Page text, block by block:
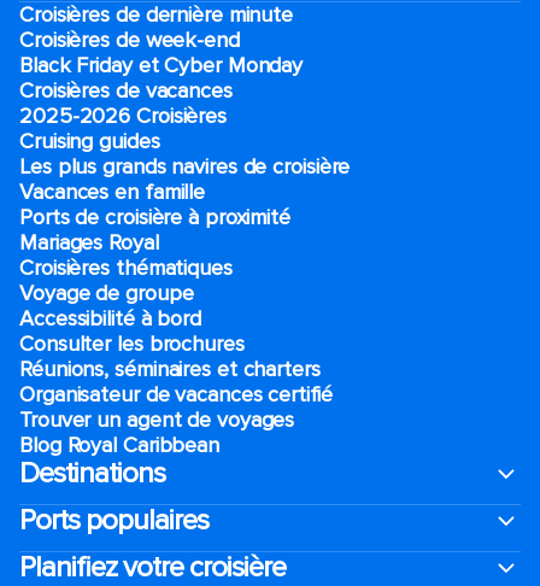
Croisières de dernière minute
Croisières de week-end
Black Friday et Cyber Monday
Croisières de vacances
2025-2026 Croisières
Cruising guides
Les plus grands navires de croisière
Vacances en famille
Ports de croisière à proximité
Mariages Royal
Croisières thématiques
Voyage de groupe​
Accessibilité à bord​
Consulter les brochures
Réunions, séminaires et charters
Organisateur de vacances certifié
Trouver un agent de voyages
Blog Royal Caribbean
Destinations
Ports populaires
Planifiez votre croisière